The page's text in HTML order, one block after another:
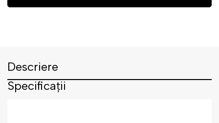
Descriere
Specificații